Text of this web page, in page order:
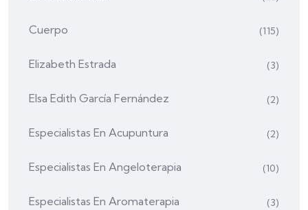
Cuerpo (115)
Elizabeth Estrada (3)
Elsa Edith García Fernández (2)
Especialistas En Acupuntura (2)
Especialistas En Angeloterapia (10)
Especialistas En Aromaterapia (3)